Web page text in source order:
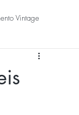
Vintage
Casa do Marques